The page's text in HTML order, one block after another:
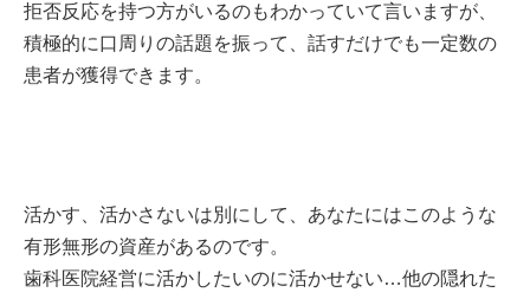
拒否反応を持つ方がいるのもわかっていて言いますが、
積極的に口周りの話題を振って、話すだけでも一定数の
患者が獲得できます。
活かす、活かさないは別にして、あなたにはこのような
有形無形の資産があるのです。
歯科医院経営に活かしたいのに活かせない…他の隠れた